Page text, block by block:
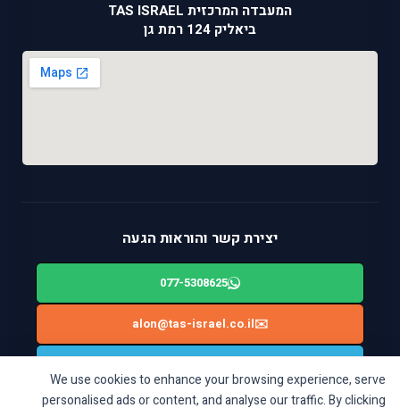
We use cookies to enhance your browsing experience, serve
personalised ads or content, and analyse our traffic. By clicking
המעבדה המרכזית TAS ISRAEL
ביאליק 124 רמת גן
יצירת קשר והוראות הגעה
077-5308625
✉️
alon@tas-israel.co.il